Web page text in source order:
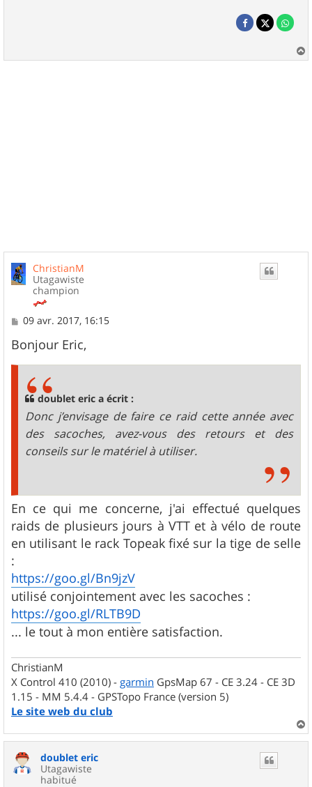
a
ChristianM
Utagawiste
champion
M
s
s
a
09 avr. 2017, 16:15
Bonjour Eric,
doublet eric a écrit :
Donc j’envisage de faire ce raid cette année avec
des sacoches, avez-vous des retours et des
conseils sur le matériel à utiliser.
En ce qui me concerne, j'ai effectué quelques
raids de plusieurs jours à VTT et à vélo de route
en utilisant le rack Topeak fixé sur la tige de selle
:
https://goo.gl/Bn9jzV
utilisé conjointement avec les sacoches :
https://goo.gl/RLTB9D
... le tout à mon entière satisfaction.
ChristianM
X Control 410 (2010) - garmin GpsMap 67 - CE 3.24 - CE 3D
1.15 - MM 5.4.4 - GPSTopo France (version 5)
Le site web du club
a
doublet eric
Utagawiste
habitué